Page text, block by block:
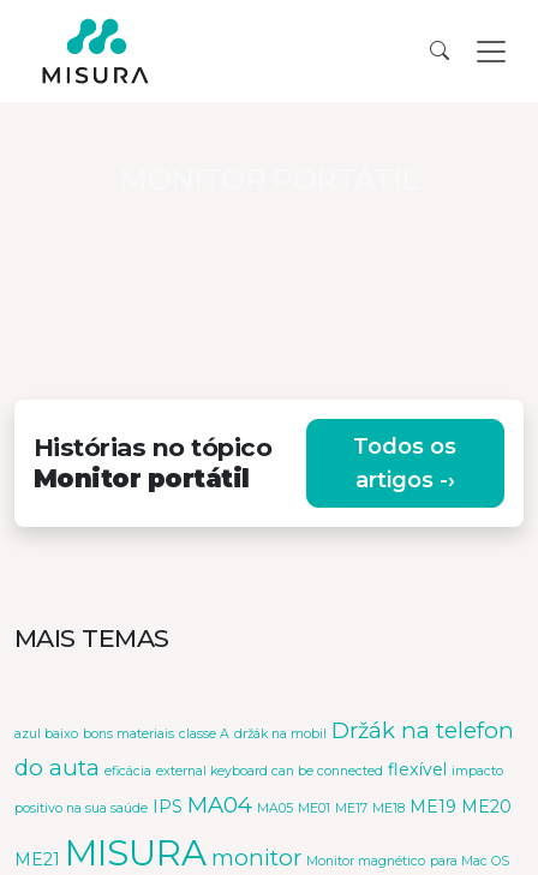
Histórias no tópico
Monitor portátil
Todos os
artigos -›
MAIS TEMAS
azul baixo bons materiais classe A držák na mobil Držák na telefon
do auta eficácia external keyboard can be connected flexível impacto
positivo na sua saúde IPS MA04 MA05 ME01 ME17 ME18 ME19 ME20
ME21 MISURA monitor Monitor magnético para Mac OS